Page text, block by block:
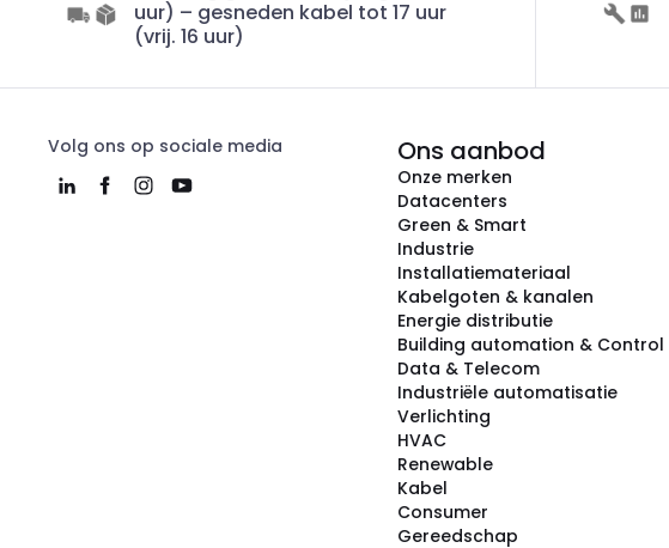
uur) – gesneden kabel tot 17 uur
(vrij. 16 uur)
Volg ons op sociale media Ons aanbod
Onze merken
Datacenters
Green & Smart
Industrie
Installatiemateriaal
Kabelgoten & kanalen
Energie distributie
Building automation & Control
Data & Telecom
Industriële automatisatie
Verlichting
HVAC
Renewable
Kabel
Consumer
Gereedschap